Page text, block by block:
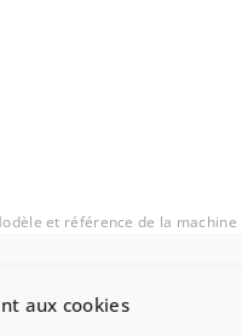
aux cookies
et référence de la machine